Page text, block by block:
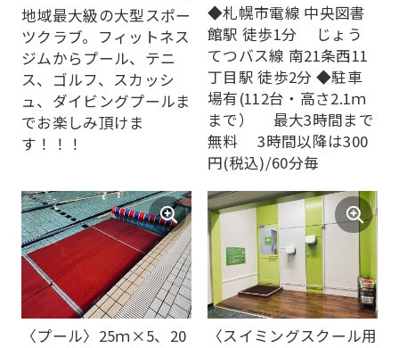
地域最大級の大型スポー
ツクラブ。フィットネス
ジムからプール、テニ
ス、ゴルフ、スカッシ
ュ、ダイビングプールま
でお楽しみ頂けま
す！！！
◆札幌市電線 中央図書
館駅 徒歩1分 じょう
てつバス線 南21条西11
丁目駅 徒歩2分 ◆駐車
場有(112台・高さ2.1ｍ
まで） 最大3時間まで
無料 3時間以降は300
円(税込)/60分毎
〈プール〉25ｍ×5、20
〈スイミングスクール用
For
foreigners
Central